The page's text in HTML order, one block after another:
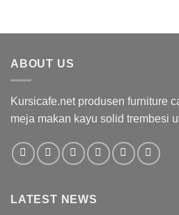
ABOUT US
Kursicafe.net produsen furniture
meja makan kayu solid trembesi
LATEST NEWS